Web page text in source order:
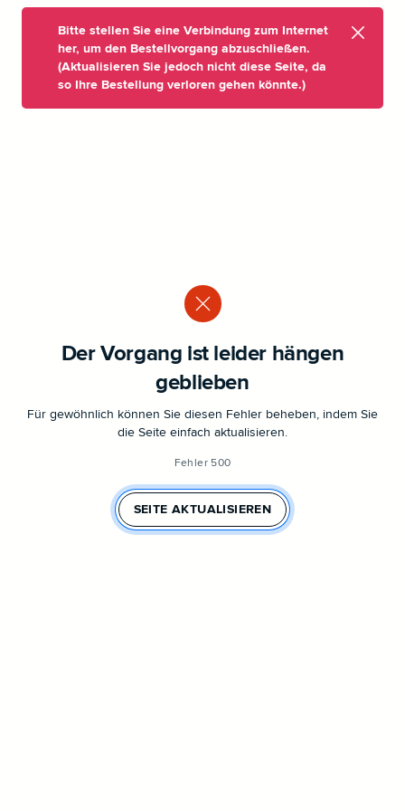
Bitte stellen Sie eine Verbindung zum Internet
her, um den Bestellvorgang abzuschließen.
(Aktualisieren Sie jedoch nicht diese Seite, da
so Ihre Bestellung verloren gehen könnte.)
Der Vorgang ist leider hängen
geblieben
Für gewöhnlich können Sie diesen Fehler beheben, indem Sie
die Seite einfach aktualisieren.
Fehler 500
SEITE AKTUALISIEREN